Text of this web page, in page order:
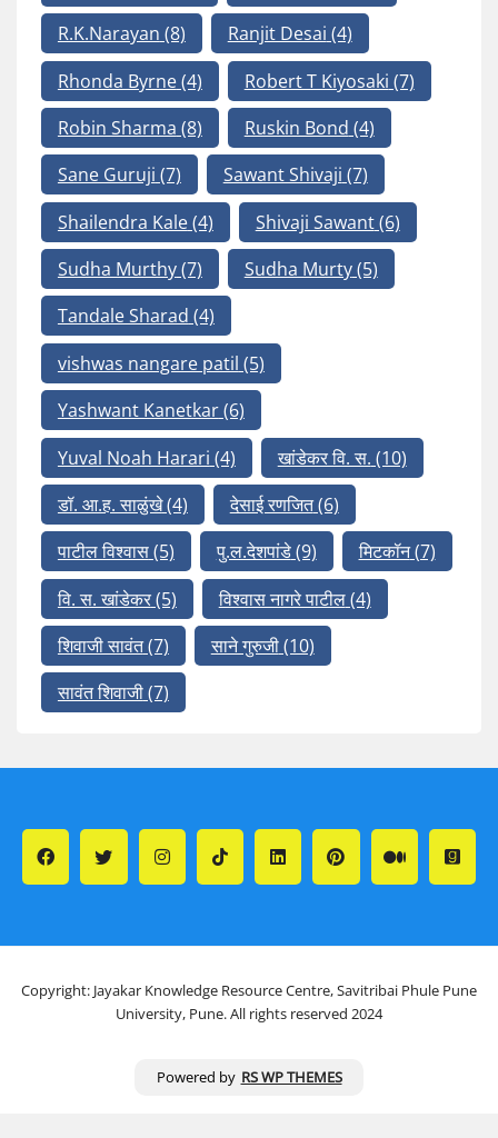
R.K.Narayan (8) Ranjit Desai (4)
Rhonda Byrne(4) Robert T Kiyosaki (7)
Robin Sharma (8) Ruskin Bond (4)
Sane Guruji (7) Sawant Shivaji (7)
Shailendra Kale(4) Shivaji Sawant(6)
Sudha Murthy(7) Sudha Murty(5)
Tandale Sharad (4)
vishwas nangare patil (5)
Yashwant Kanetkar(6)
Yuval Noah Harari (4) खांडेकर वि. स. (10)
डॉ. आ.ह. साळुंखे(4) देसाई रणजित(6)
पाटील विश्वास(5) पु.ल.देशपांडे(9) मिटकॉन(7)
वि. स. खांडेकर(5) विश्वास नागरे पाटील(4)
शिवाजी सावंत(7) साने गुरुजी(10)
सावंत शिवाजी(7)
Copyright: Jayakar Knowledge Resource Centre, Savitribai Phule Pune
University, Pune. All rights reserved 2024
Powered by RS WP THEMES